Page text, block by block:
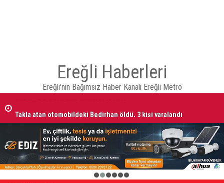
Ereğli Haberleri
Ereğli'nin Bağımsız Haber Kanalı Ereğli Metro
2 3 4 5 6